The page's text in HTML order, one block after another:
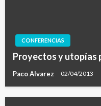
CONFERENCIAS
Proyectos y utopías
Paco Alvarez 02/04/2013